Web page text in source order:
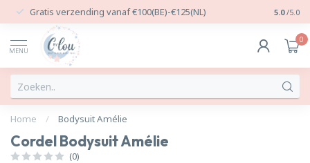
Gratis verzending vanaf €100(BE)-€125(NL) 24/7
5.0 /5.0
MENU
0
Home / Bodysuit Amélie
Cordel Bodysuit Amélie
(0)